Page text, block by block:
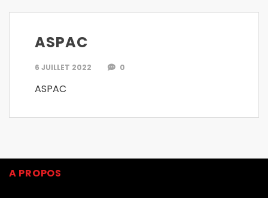
ASPAC
6 JUILLET 2022 0
ASPAC
A PROPOS